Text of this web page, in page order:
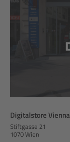
Digitalstore Vienna
Stiftgasse 21
1070 Wien